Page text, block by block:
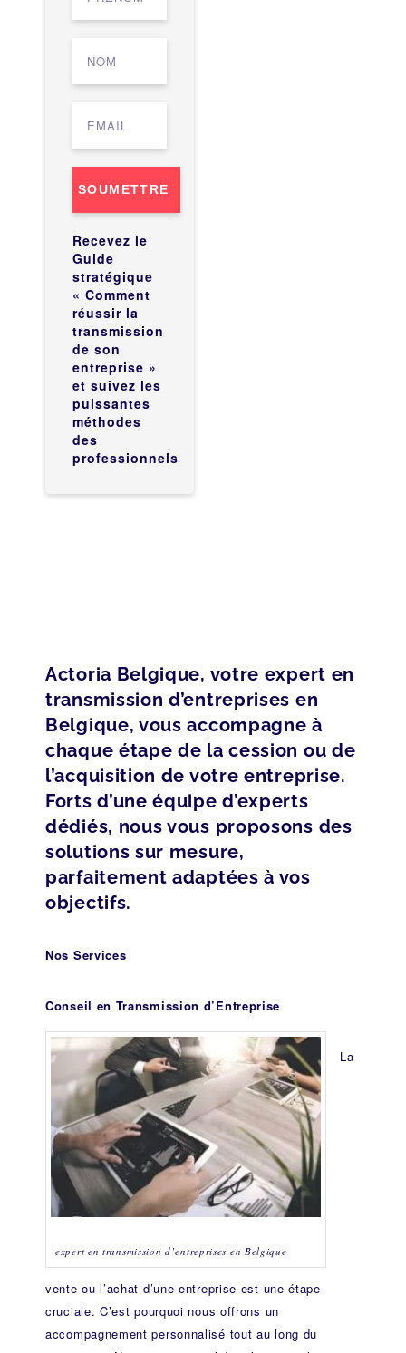
SOUMETTRE
Recevez le
Guide
stratégique
« Comment
réussir la
transmission
de son
entreprise »
et suivez les
puissantes
méthodes
des
professionnels
Actoria Belgique, votre expert en
transmission d’entreprises en
Belgique, vous accompagne à
chaque étape de la cession ou de
l’acquisition de votre entreprise.
Forts d’une équipe d’experts
dédiés, nous vous proposons des
solutions sur mesure,
parfaitement adaptées à vos
objectifs.
Nos Services
Conseil en Transmission d’Entreprise
expert en transmission d’entreprises en Belgique
La
vente ou l’achat d’une entreprise est une étape
cruciale. C’est pourquoi nous offrons un
accompagnement personnalisé tout au long du